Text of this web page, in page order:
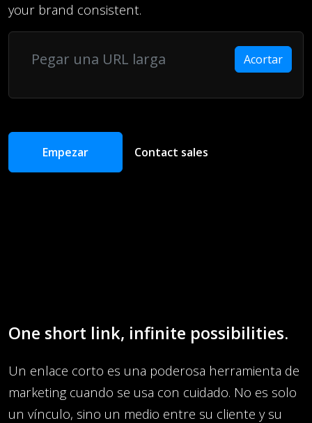
your brand consistent.
Acortar
Empezar Contact sales
One short link, infinite possibilities.
Un enlace corto es una poderosa herramienta de
marketing cuando se usa con cuidado. No es solo
un vínculo, sino un medio entre su cliente y su